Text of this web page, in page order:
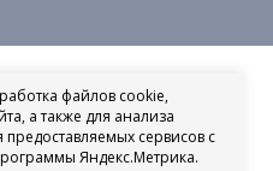
файлов cookie,
а также для анализа
сервисов с
Яндекс.Метрика.